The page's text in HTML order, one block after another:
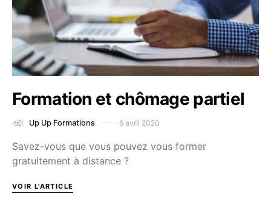
Formation et chômage partiel
Up Up Formations 6 avril 2020
Savez-vous que vous pouvez vous former
gratuitement à distance ?
VOIR L'ARTICLE